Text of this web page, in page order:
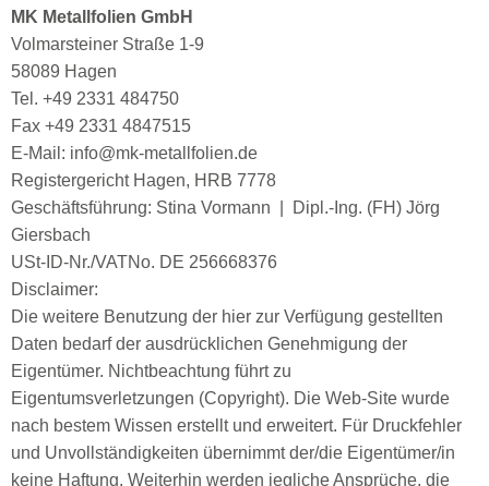
MK Metallfolien GmbH
Volmarsteiner Straße 1-9
58089 Hagen
Tel. +49 2331 484750
Fax +49 2331 4847515
E-Mail: info@mk-metallfolien.de
Registergericht Hagen, HRB 7778
Geschäftsführung: Stina Vormann | Dipl.-Ing. (FH) Jörg
Giersbach
USt-ID-Nr./VATNo. DE 256668376
Disclaimer:
Die weitere Benutzung der hier zur Verfügung gestellten
Daten bedarf der ausdrücklichen Genehmigung der
Eigentümer. Nichtbeachtung führt zu
Eigentumsverletzungen (Copyright). Die Web-Site wurde
nach bestem Wissen erstellt und erweitert. Für Druckfehler
und Unvollständigkeiten übernimmt der/die Eigentümer/in
keine Haftung. Weiterhin werden jegliche Ansprüche, die